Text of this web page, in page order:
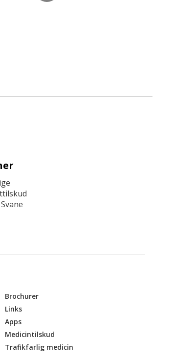
Brochurer
Links
Apps
Medicintilskud
Trafikfarlig medicin